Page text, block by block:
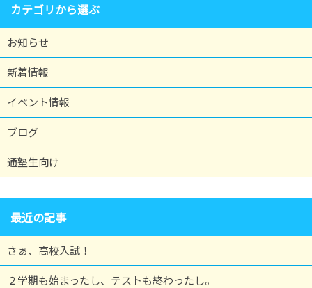
カテゴリから選ぶ
お知らせ
新着情報
イベント情報
ブログ
通塾生向け
最近の記事
さぁ、高校入試！
２学期も始まったし、テストも終わったし。